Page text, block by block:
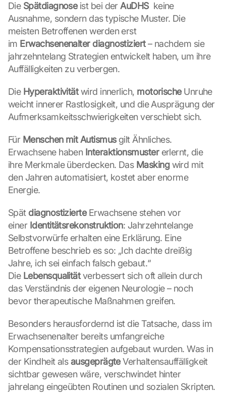
Die Spätdiagnose ist bei der AuDHS keine
Ausnahme, sondern das typische Muster. Die
meisten Betroffenen werden erst
im Erwachsenenalter diagnostiziert – nachdem sie
jahrzehntelang Strategien entwickelt haben, um ihre
Auffälligkeiten zu verbergen.
Die Hyperaktivität wird innerlich, motorische Unruhe
weicht innerer Rastlosigkeit, und die Ausprägung der
Aufmerksamkeitsschwierigkeiten verschiebt sich.
Für Menschen mit Autismus gilt Ähnliches.
Erwachsene haben Interaktionsmuster erlernt, die
ihre Merkmale überdecken. Das Masking wird mit
den Jahren automatisiert, kostet aber enorme
Energie.
Spät diagnostizierte Erwachsene stehen vor
einer Identitätsrekonstruktion: Jahrzehntelange
Selbstvorwürfe erhalten eine Erklärung. Eine
Betroffene beschrieb es so: „Ich dachte dreißig
Jahre, ich sei einfach falsch gebaut.“
Die Lebensqualität verbessert sich oft allein durch
das Verständnis der eigenen Neurologie – noch
bevor therapeutische Maßnahmen greifen.
Besonders herausfordernd ist die Tatsache, dass im
Erwachsenenalter bereits umfangreiche
Kompensationsstrategien aufgebaut wurden. Was in
der Kindheit als ausgeprägte Verhaltensauffälligkeit
sichtbar gewesen wäre, verschwindet hinter
jahrelang eingeübten Routinen und sozialen Skripten.